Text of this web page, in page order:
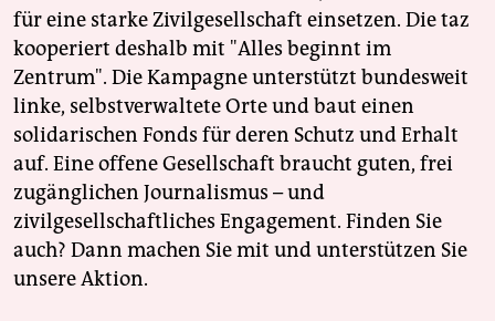
für eine starke Zivilgesellschaft einsetzen. Die taz
kooperiert deshalb mit "Alles beginnt im
Zentrum". Die Kampagne unterstützt bundesweit
linke, selbstverwaltete Orte und baut einen
solidarischen Fonds für deren Schutz und Erhalt
auf. Eine offene Gesellschaft braucht guten, frei
zugänglichen Journalismus – und
zivilgesellschaftliches Engagement. Finden Sie
auch? Dann machen Sie mit und unterstützen Sie
unsere Aktion.